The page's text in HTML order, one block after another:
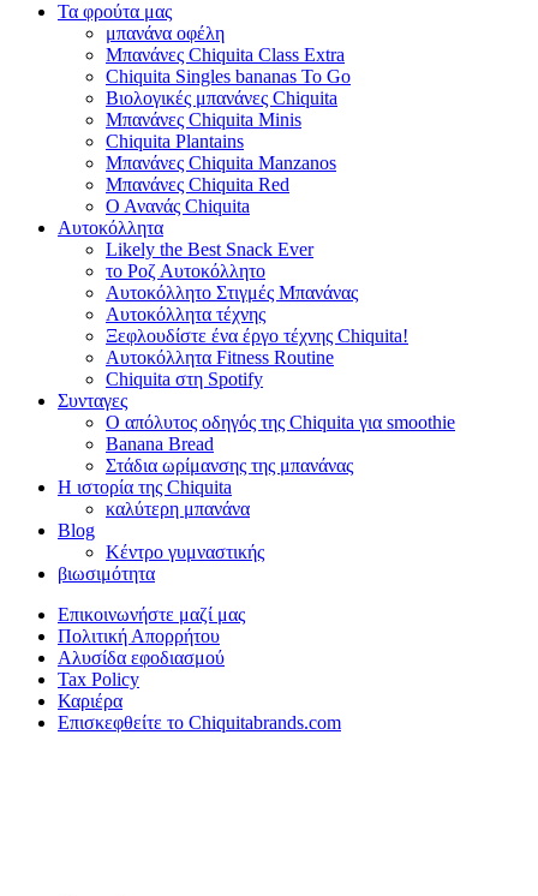
Τα φρούτα μας
μπανάνα οφέλη
Μπανάνες Chiquita Class Extra
Chiquita Singles bananas To Go
Βιολογικές μπανάνες Chiquita
Μπανάνες Chiquita Minis
Chiquita Plantains
Μπανάνες Chiquita Manzanos
Μπανάνες Chiquita Red
Ο Ανανάς Chiquita
Αυτοκόλλητα
Likely the Best Snack Ever
το Ροζ Αυτοκόλλητο
Αυτοκόλλητο Στιγμές Μπανάνας
Αυτοκόλλητα τέχνης
Ξεφλουδίστε ένα έργο τέχνης Chiquita!
Αυτοκόλλητα Fitness Routine
Chiquita στη Spotify
Συνταγες
Ο απόλυτος οδηγός της Chiquita για smoothie
Banana Bread
Στάδια ωρίμανσης της μπανάνας
Η ιστορία της Chiquita
καλύτερη μπανάνα
Blog
Κέντρο γυμναστικής
βιωσιμότητα
Επικοινωνήστε μαζί μας
Πολιτική Απορρήτου
Αλυσίδα εφοδιασμού
Tax Policy
Καριέρα
Επισκεφθείτε το Chiquitabrands.com